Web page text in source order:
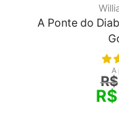
A Ponte do
A
R$
R$